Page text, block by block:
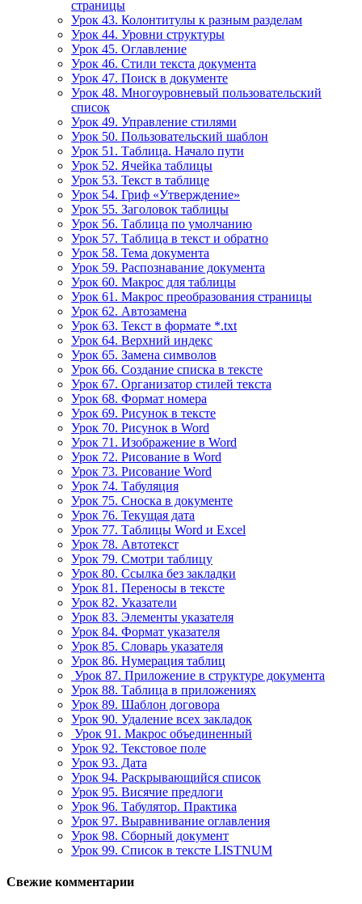
страницы
Урок 43. Колонтитулы к разным разделам
Урок 44. Уровни структуры
Урок 45. Оглавление
Урок 46. Стили текста документа
Урок 47. Поиск в документе
Урок 48. Многоуровневый пользовательский
список
Урок 49. Управление стилями
Урок 50. Пользовательский шаблон
Урок 51. Таблица. Начало пути
Урок 52. Ячейка таблицы
Урок 53. Текст в таблице
Урок 54. Гриф «Утверждение»
Урок 55. Заголовок таблицы
Урок 56. Таблица по умолчанию
Урок 57. Таблица в текст и обратно
Урок 58. Тема документа
Урок 59. Распознавание документа
Урок 60. Макрос для таблицы
Урок 61. Макрос преобразования страницы
Урок 62. Автозамена
Урок 63. Текст в формате *.txt
Урок 64. Верхний индекс
Урок 65. Замена символов
Урок 66. Создание списка в тексте
Урок 67. Организатор стилей текста
Урок 68. Формат номера
Урок 69. Рисунок в тексте
Урок 70. Рисунок в Word
Урок 71. Изображение в Word
Урок 72. Рисование в Word
Урок 73. Рисование Word
Урок 74. Табуляция
Урок 75. Сноска в документе
Урок 76. Текущая дата
Урок 77. Таблицы Word и Excel
Урок 78. Автотекст
Урок 79. Смотри таблицу
Урок 80. Ссылка без закладки
Урок 81. Переносы в тексте
Урок 82. Указатели
Урок 83. Элементы указателя
Урок 84. Формат указателя
Урок 85. Словарь указателя
Урок 86. Нумерация таблиц
Урок 87. Приложение в структуре документа
Урок 88. Таблица в приложениях
Урок 89. Шаблон договора
Урок 90. Удаление всех закладок
Урок 91. Макрос объединенный
Урок 92. Текстовое поле
Урок 93. Дата
Урок 94. Раскрывающийся список
Урок 95. Висячие предлоги
Урок 96. Табулятор. Практика
Урок 97. Выравнивание оглавления
Урок 98. Сборный документ
Урок 99. Список в тексте LISTNUM
Свежие комментарии